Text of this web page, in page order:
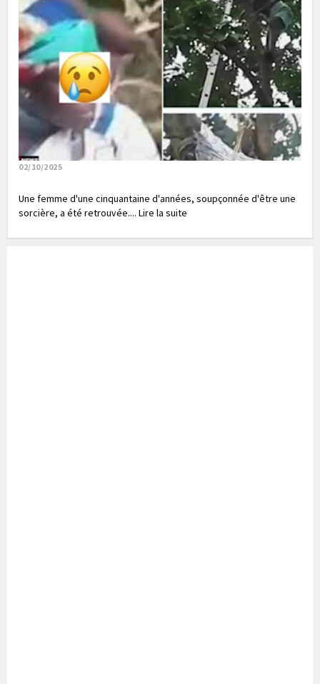
02/10/2025
Une femme d'une cinquantaine d'années, soupçonnée d'être une
sorcière, a été retrouvée.... Lire la suite